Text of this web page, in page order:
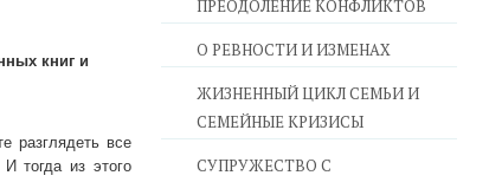
книг и
разглядеть все
тогда из этого
ПРЕОДОЛЕНИЕ КОНФЛИКТОВ
О РЕВНОСТИ И ИЗМЕНАХ
ЖИЗНЕННЫЙ ЦИКЛ СЕМЬИ И
СЕМЕЙНЫЕ КРИЗИСЫ
СУПРУЖЕСТВО С